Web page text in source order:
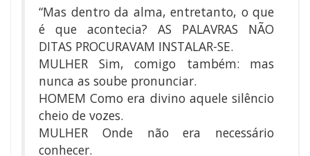
“Mas dentro da alma, entretanto, o que
é que acontecia? AS PALAVRAS NÃO
DITAS PROCURAVAM INSTALAR-SE.
MULHER Sim, comigo também: mas
nunca as soube pronunciar.
HOMEM Como era divino aquele silêncio
cheio de vozes.
MULHER Onde não era necessário
conhecer.